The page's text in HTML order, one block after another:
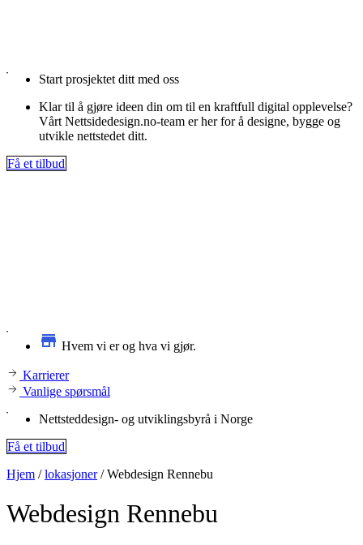
Start prosjektet ditt med oss
Klar til å gjøre ideen din om til en kraftfull digital opplevelse?
Vårt Nettsidedesign.no-team er her for å designe, bygge og
utvikle nettstedet ditt.
Få et tilbud
Hvem vi er og hva vi gjør.
Karrierer
Vanlige spørsmål
Nettsteddesign- og utviklingsbyrå i Norge
Få et tilbud
Hjem /lokasjoner/Webdesign Rennebu
Webdesign Rennebu